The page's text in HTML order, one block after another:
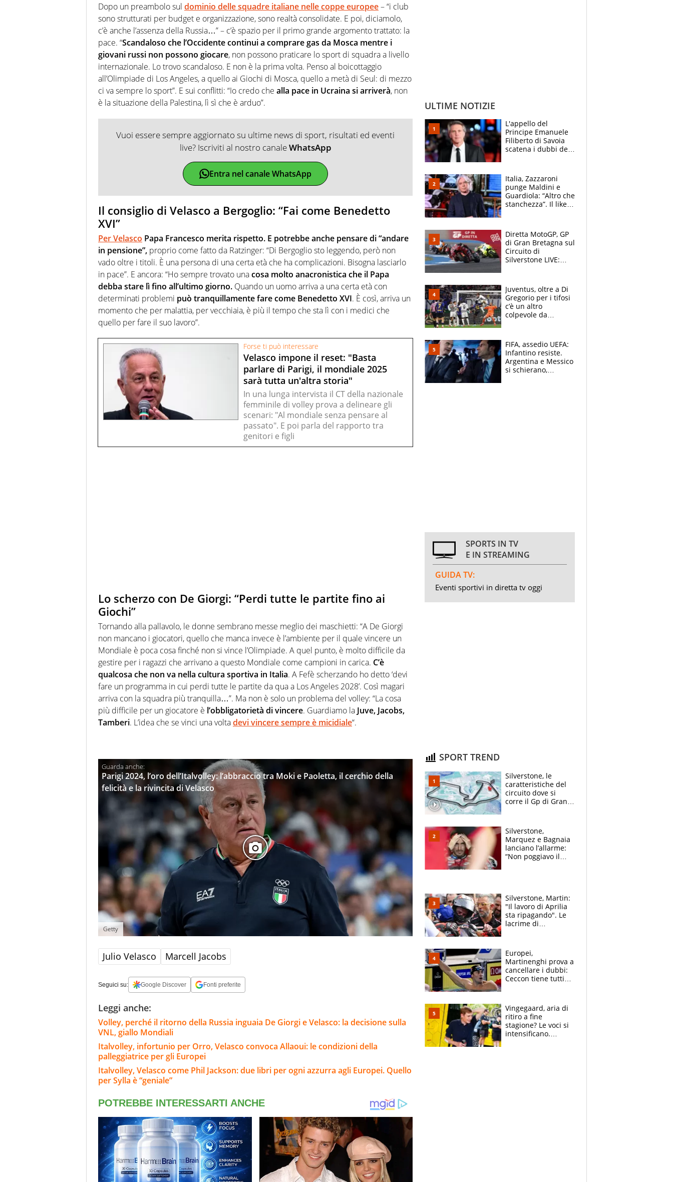
Dopo un preambolo sul dominio delle squadre italiane nelle coppe europee– “i club
sono strutturati per budget e organizzazione, sono realtà consolidate. E poi, diciamolo,
c’è anche l’assenza della Russia…” – c’è spazio per il primo grande argomento trattato: la
pace. “Scandaloso che l’Occidente continui a comprare gas da Mosca mentre i
giovani russi non possono giocare, non possono praticare lo sport di squadra a livello
internazionale. Lo trovo scandaloso. E non è la prima volta. Penso al boicottaggio
all’Olimpiade di Los Angeles, a quello ai Giochi di Mosca, quello a metà di Seul: di mezzo
ci va sempre lo sport”. E sui conflitti: “Io credo che alla pace in Ucraina si arriverà, non
è la situazione della Palestina, lì sì che è arduo”.
Vuoi essere sempre aggiornato su ultime news di sport, risultati ed eventi
live? Iscriviti al nostro canaleWhatsApp
Entra nel canale WhatsApp
Il consiglio di Velasco a Bergoglio: “Fai come Benedetto
XVI”
Per Velasco Papa Francesco merita rispetto. E potrebbe anche pensare di “andare
in pensione”, proprio come fatto da Ratzinger: “Di Bergoglio sto leggendo, però non
vado oltre i titoli. È una persona di una certa età che ha complicazioni. Bisogna lasciarlo
in pace”. E ancora: “Ho sempre trovato unacosa molto anacronistica che il Papa
debba stare lì fino all’ultimo giorno. Quando un uomo arriva a una certa età con
determinati problemi può tranquillamente fare come Benedetto XVI. È così, arriva un
momento che per malattia, per vecchiaia, è più il tempo che sta lì con i medici che
quello per fare il suo lavoro”.
Forse ti può interessare
Velasco impone il reset: "Basta
parlare di Parigi, il mondiale 2025
sarà tutta un'altra storia"
In una lunga intervista il CT della nazionale
femminile di volley prova a delineare gli
scenari: "Al mondiale senza pensare al
passato". E poi parla del rapporto tra
genitori e figli
Lo scherzo con De Giorgi: “Perdi tutte le partite fino ai
Giochi”
Tornando alla pallavolo, le donne sembrano messe meglio dei maschietti: “A De Giorgi
non mancano i giocatori, quello che manca invece è l’ambiente per il quale vincere un
Mondiale è poca cosa finché non si vince l’Olimpiade. A quel punto, è molto difficile da
gestire per i ragazzi che arrivano a questo Mondiale come campioni in carica. C’è
qualcosa che non va nella cultura sportiva in Italia. A Fefè scherzando ho detto ‘devi
fare un programma in cui perdi tutte le partite da qua a Los Angeles 2028’. Così magari
arriva con la squadra più tranquilla…”. Ma non è solo un problema del volley: “La cosa
più difficile per un giocatore è l’obbligatorietà di vincere. Guardiamo la Juve, Jacobs,
Tamberi. L’idea che se vinci una voltadevi vincere sempre è micidiale“.
Parigi 2024, l’oro dell’Italvolley: l’abbraccio tra Moki e Paoletta, il cerchio della
felicità e la rivincita di Velasco
Getty
Julio Velasco Marcell Jacobs
Seguici su: Google Discover Fonti preferite
Leggi anche:
Volley, perché il ritorno della Russia inguaia De Giorgi e Velasco: la decisione sulla
VNL, giallo Mondiali
Italvolley, infortunio per Orro, Velasco convoca Allaoui: le condizioni della
palleggiatrice per gli Europei
Italvolley, Velasco come Phil Jackson: due libri per ogni azzurra agli Europei. Quello
per Sylla è “geniale”
ULTIME NOTIZIE
L'appello del
Principe Emanuele
Filiberto di Savoia
scatena i dubbi dei
Italia, Zazzaroni
punge Maldini e
Guardiola: “Altro che
stanchezza”. Il like
Diretta MotoGP, GP
di Gran Bretagna sul
Circuito di
Silverstone LIVE:
Bezzecchi alle spalle
Juventus, oltre a Di
Gregorio per i tifosi
c’è un altro
colpevole da
FIFA, assedio UEFA:
Infantino resiste.
Argentina e Messico
si schierano,
SPORTS IN TV
E IN STREAMING
GUIDA TV:
Eventi sportivi in diretta tv oggi
SPORT TREND
Silverstone, le
caratteristiche del
circuito dove si
corre il Gp di Gran
Silverstone,
Marquez e Bagnaia
lanciano l’allarme:
“Non poggiavo il
Silverstone, Martin:
"Il lavoro di Aprilia
sta ripagando". Le
lacrime di
la gara domani"
Europei,
Martinenghi prova a
cancellare i dubbi:
Ceccon tiene tutti
Curtis
Vingegaard, aria di
ritiro a fine
stagione? Le voci si
intensificano.